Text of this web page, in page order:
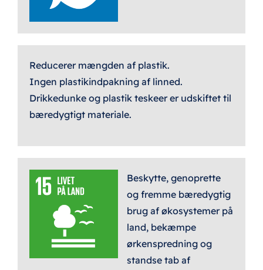
Reducerer mængden af plastik.
Ingen plastikindpakning af linned.
Drikkedunke og plastik teskeer er udskiftet til
bæredygtigt materiale.
Beskytte, genoprette
og fremme bæredygtig
brug af økosystemer på
land, bekæmpe
ørkenspredning og
standse tab af